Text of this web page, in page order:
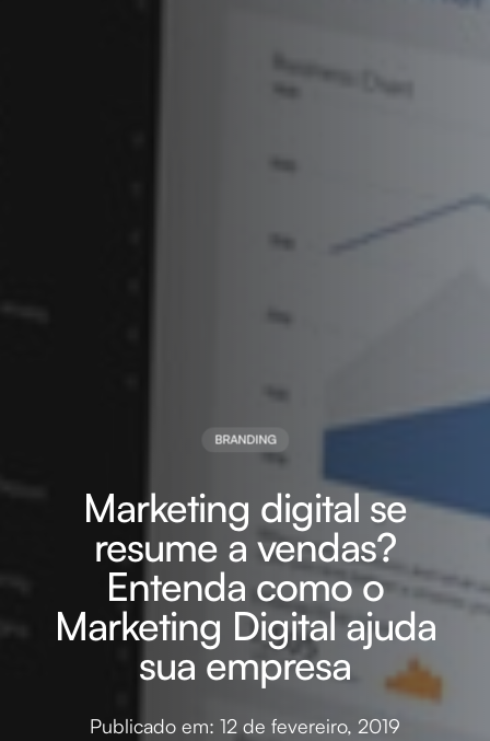
BRANDING
Marketing digital se
resume a vendas?
Entenda como o
Marketing Digital ajuda
sua empresa
Publicado em: 12 de fevereiro, 2019